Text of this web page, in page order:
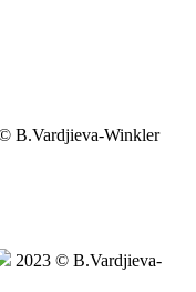
B.Vardjieva-Winkler
2023 © B.Vardjieva-